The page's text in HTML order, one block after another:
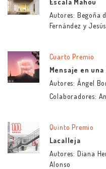
Autores: Begoña
Fernández y
Cuarto Premio
Mensaje en
Autores: Ángel
Colaboradores:
Quinto Premio
Lacalleja
Autores: Diana
Alonso